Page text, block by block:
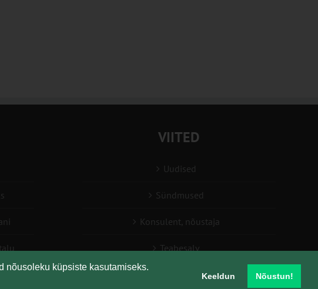
nõusoleku küpsiste kasutamiseks.
Keeldun Nõustun!
VIITED
Uudised
Sündmused
Konsulent, nõustaja
Teabesalv
Liitu uudiskirjaga